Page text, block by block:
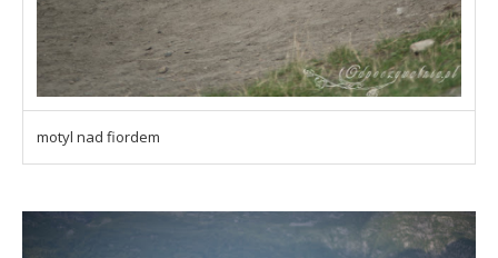
motyl nad fiordem